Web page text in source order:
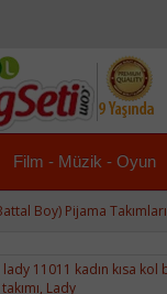
Film - Müzik - Oyun
Boy) Pijama Takımları